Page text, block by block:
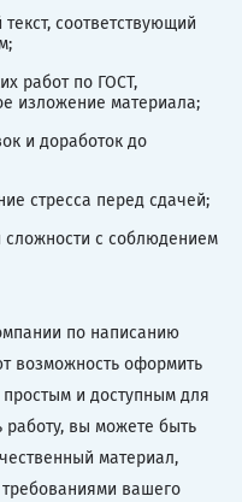
соответствующий
работ по ГОСТ,
изложение материала;
и доработок до
стресса перед сдачей;
с соблюдением
по написанию
возможность оформить
и доступным для
работу, вы можете быть
материал,
требованиями вашего